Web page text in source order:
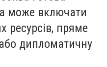
може включати
ресурсів, пряме
дипломатичну